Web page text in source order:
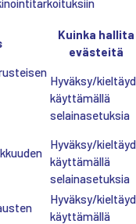
Kuinka hallita
evästeitä
Hyväksy/
käyttämällä
selainasetuksia
Hyväksy/
käyttämällä
selainasetuksia
Hyväksy/
käyttämällä